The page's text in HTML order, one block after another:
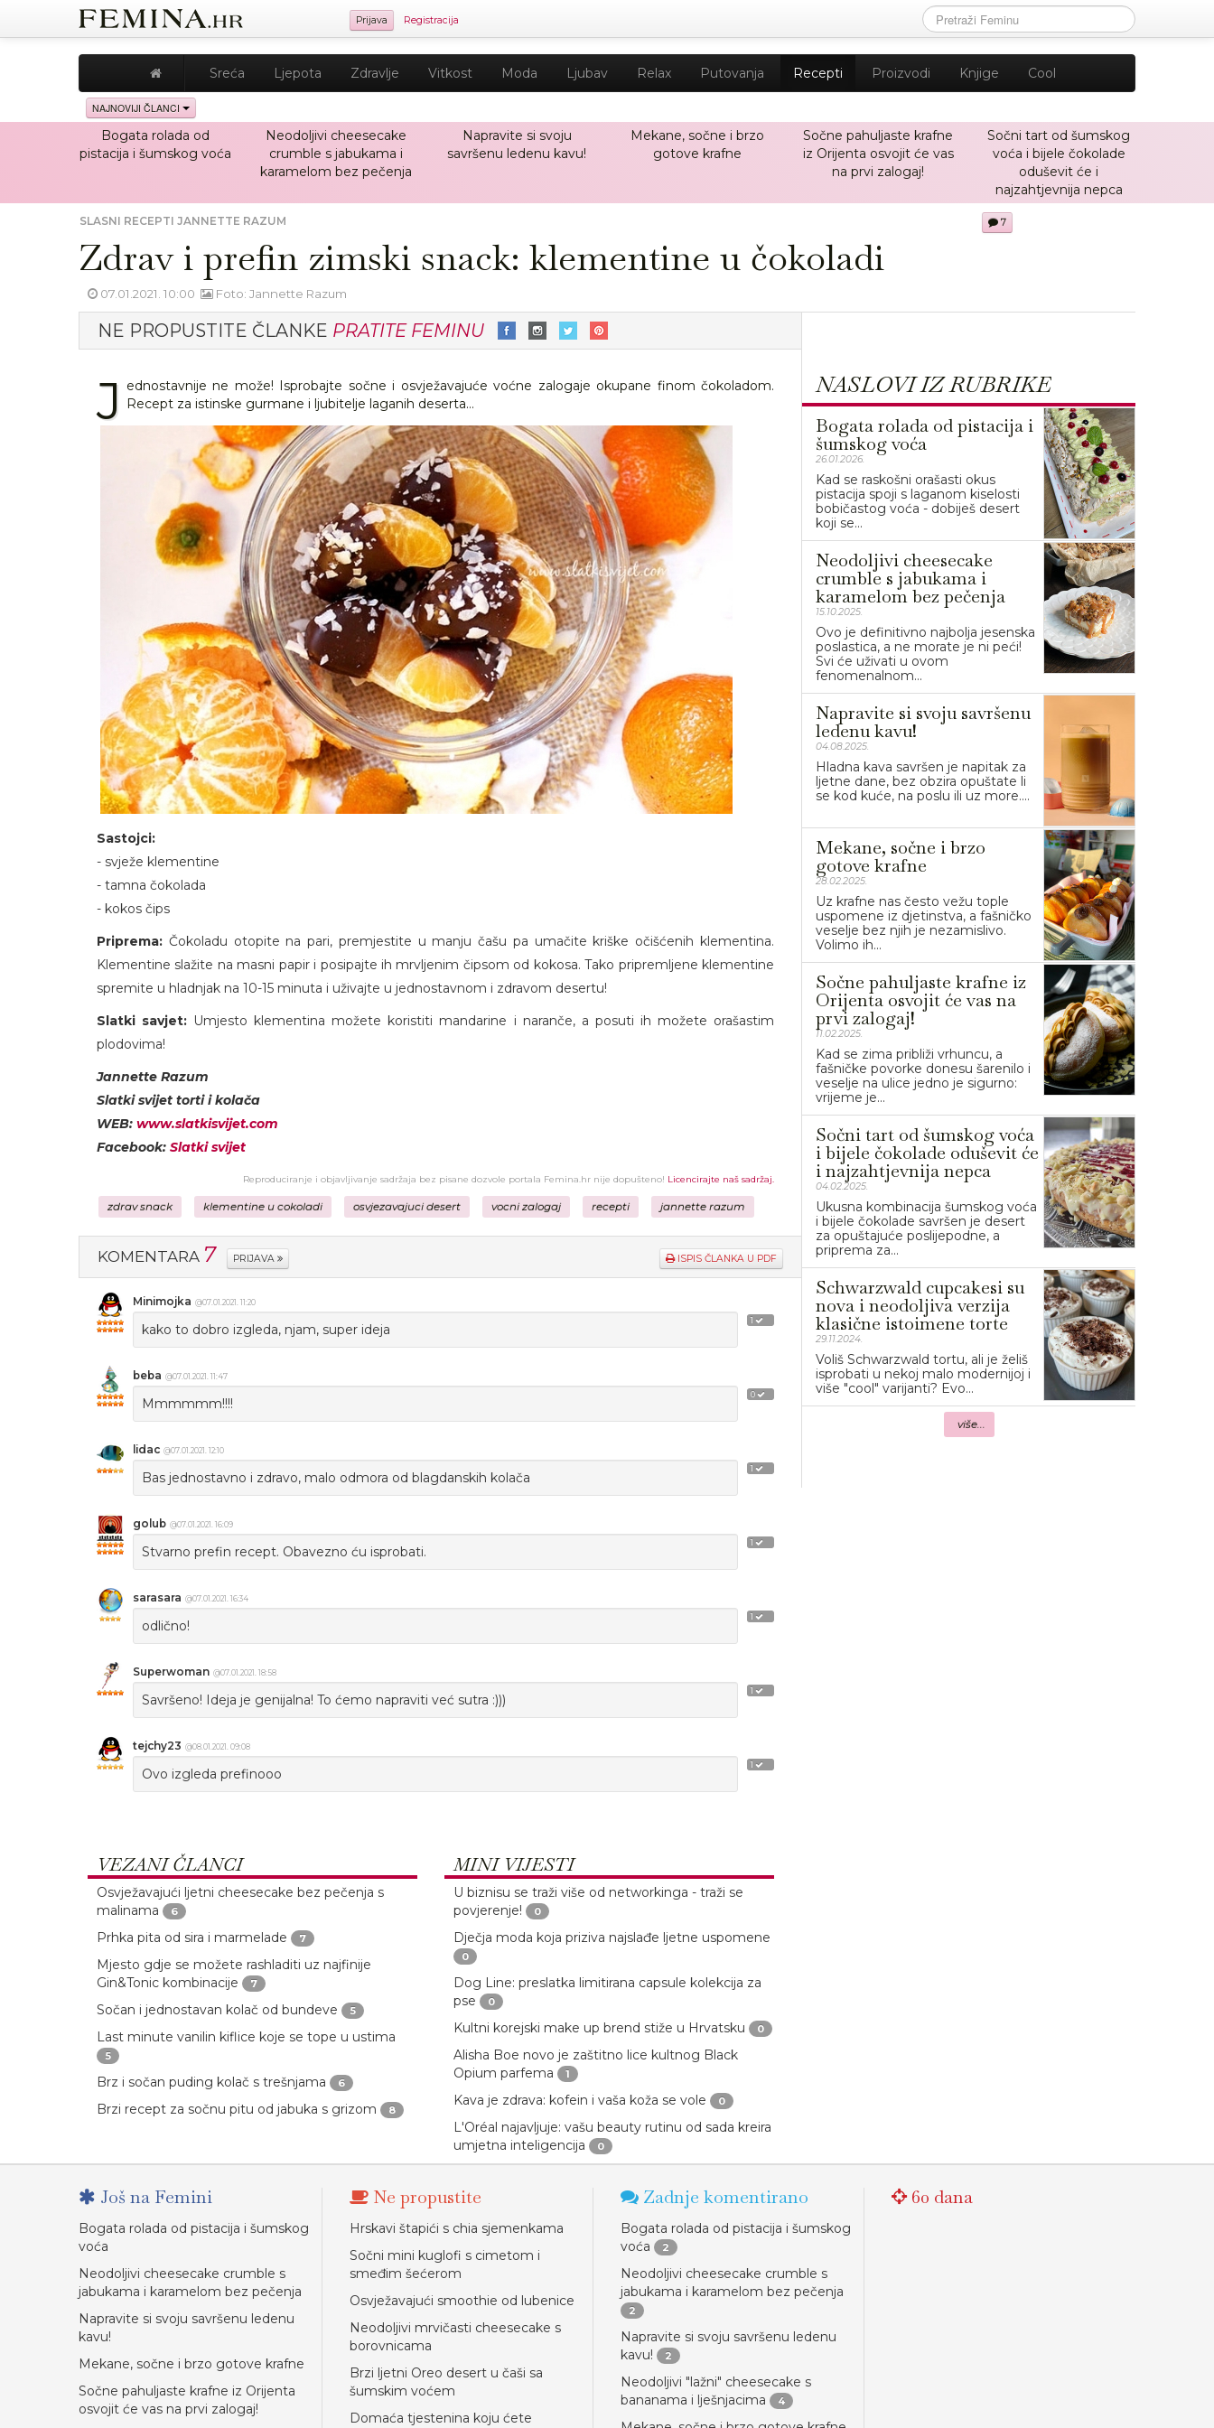
Prijava Registracija
Sreća Ljepota Zdravlje Vitkost Moda Ljubav Relax Putovanja Recepti Proizvodi Knjige Cool
NAJNOVIJI ČLANCI
Bogata rolada od
pistacija i šumskog voća
Neodoljivi cheesecake
crumble s jabukama i
karamelom bez pečenja
Napravite si svoju
savršenu ledenu kavu!
Mekane, sočne i brzo
gotove krafne
Sočne pahuljaste krafne
iz Orijenta osvojit će vas
na prvi zalogaj!
Sočni tart od šumskog
voća i bijele čokolade
oduševit će i
najzahtjevnija nepca
SLASNI RECEPTI JANNETTE RAZUM
Zdrav i prefin zimski snack: klementine u čokoladi
7
07.01.2021. 10:00 Foto: Jannette Razum
NE PROPUSTITE ČLANKE PRATITE FEMINU
J ednostavnije ne može! Isprobajte sočne i osvježavajuće voćne zalogaje okupane finom čokoladom.
Recept za istinske gurmane i ljubitelje laganih deserta…
Sastojci:
- svježe klementine
- tamna čokolada
- kokos čips
Priprema: Čokoladu otopite na pari, premjestite u manju čašu pa umačite kriške očišćenih klementina.
Klementine slažite na masni papir i posipajte ih mrvljenim čipsom od kokosa. Tako pripremljene klementine
spremite u hladnjak na 10-15 minuta i uživajte u jednostavnom i zdravom desertu!
Slatki savjet: Umjesto klementina možete koristiti mandarine i naranče, a posuti ih možete orašastim
plodovima!
Jannette Razum
Slatki svijet torti i kolača
WEB: www.slatkisvijet.com
Facebook: Slatki svijet
Reproduciranje i objavljivanje sadržaja bez pisane dozvole portala Femina.hr nije dopušteno! Licencirajte naš sadržaj.
zdrav snack klementine u cokoladi osvjezavajuci desert vocni zalogaj recepti jannette razum
KOMENTARA 7 PRIJAVA ISPIS ČLANKA U PDF
1
Minimojka @07.01.2021. 11:20
kako to dobro izgleda, njam, super ideja
0
beba @07.01.2021. 11:47
Mmmmmm!!!!
1
lidac @07.01.2021. 12:10
Bas jednostavno i zdravo, malo odmora od blagdanskih kolača
1
golub @07.01.2021. 16:09
Stvarno prefin recept. Obavezno ću isprobati.
1
sarasara @07.01.2021. 16:34
odlično!
1
Superwoman @07.01.2021. 18:58
Savršeno! Ideja je genijalna! To ćemo napraviti već sutra :)))
1
tejchy23 @08.01.2021. 09:08
Ovo izgleda prefinooo
VEZANI ČLANCI
Osvježavajući ljetni cheesecake bez pečenja s
malinama
6
Prhka pita od sira i marmelade 7
Mjesto gdje se možete rashladiti uz najfinije
Gin&Tonic kombinacije
7
Sočan i jednostavan kolač od bundeve 5
Last minute vanilin kiflice koje se tope u ustima
5
Brz i sočan puding kolač s trešnjama 6
Brzi recept za sočnu pitu od jabuka s grizom 8
MINI VIJESTI
U biznisu se traži više od networkinga - traži se
povjerenje!
0
Dječja moda koja priziva najslađe ljetne uspomene
0
Dog Line: preslatka limitirana capsule kolekcija za
pse
0
Kultni korejski make up brend stiže u Hrvatsku 0
Alisha Boe novo je zaštitno lice kultnog Black
Opium parfema
1
Kava je zdrava: kofein i vaša koža se vole 0
L'Oréal najavljuje: vašu beauty rutinu od sada kreira
umjetna inteligencija
0
NASLOVI IZ RUBRIKE
Bogata rolada od pistacija i
šumskog voća
26.01.2026.
Kad se raskošni orašasti okus
pistacija spoji s laganom kiselosti
bobičastog voća - dobiješ desert
koji se...
Neodoljivi cheesecake
crumble s jabukama i
karamelom bez pečenja
15.10.2025.
Ovo je definitivno najbolja jesenska
poslastica, a ne morate je ni peći!
Svi će uživati u ovom
fenomenalnom...
Napravite si svoju savršenu
ledenu kavu!
04.08.2025.
Hladna kava savršen je napitak za
ljetne dane, bez obzira opuštate li
se kod kuće, na poslu ili uz more....
Mekane, sočne i brzo
gotove krafne
28.02.2025.
Uz krafne nas često vežu tople
uspomene iz djetinstva, a fašničko
veselje bez njih je nezamislivo.
Volimo ih...
Sočne pahuljaste krafne iz
Orijenta osvojit će vas na
prvi zalogaj!
11.02.2025.
Kad se zima približi vrhuncu, a
fašničke povorke donesu šarenilo i
veselje na ulice jedno je sigurno:
vrijeme je...
Sočni tart od šumskog voća
i bijele čokolade oduševit će
i najzahtjevnija nepca
04.02.2025.
Ukusna kombinacija šumskog voća
i bijele čokolade savršen je desert
za opuštajuće poslijepodne, a
priprema za...
Schwarzwald cupcakesi su
nova i neodoljiva verzija
klasične istoimene torte
29.11.2024.
Voliš Schwarzwald tortu, ali je želiš
isprobati u nekoj malo modernijoj i
više "cool" varijanti? Evo...
više...
Još na Femini
Bogata rolada od pistacija i šumskog
voća
Neodoljivi cheesecake crumble s
jabukama i karamelom bez pečenja
Napravite si svoju savršenu ledenu
kavu!
Mekane, sočne i brzo gotove krafne
Sočne pahuljaste krafne iz Orijenta
osvojit će vas na prvi zalogaj!
Ne propustite
Hrskavi štapići s chia sjemenkama
Sočni mini kuglofi s cimetom i
smeđim šećerom
Osvježavajući smoothie od lubenice
Neodoljivi mrvičasti cheesecake s
borovnicama
Brzi ljetni Oreo desert u čaši sa
šumskim voćem
Domaća tjestenina koju ćete
Zadnje komentirano
Bogata rolada od pistacija i šumskog
voća
2
Neodoljivi cheesecake crumble s
jabukama i karamelom bez pečenja
2
Napravite si svoju savršenu ledenu
kavu!
2
Neodoljivi "lažni" cheesecake s
bananama i lješnjacima
4
60 dana